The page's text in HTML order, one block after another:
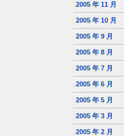
2005 年 11 月
2005 年 10 月
2005 年 9 月
2005 年 8 月
2005 年 7 月
2005 年 6 月
2005 年 5 月
2005 年 3 月
2005 年 2 月